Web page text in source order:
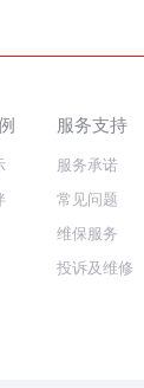
服务支持
服务承诺
常见问题
维保服务
投诉及维修